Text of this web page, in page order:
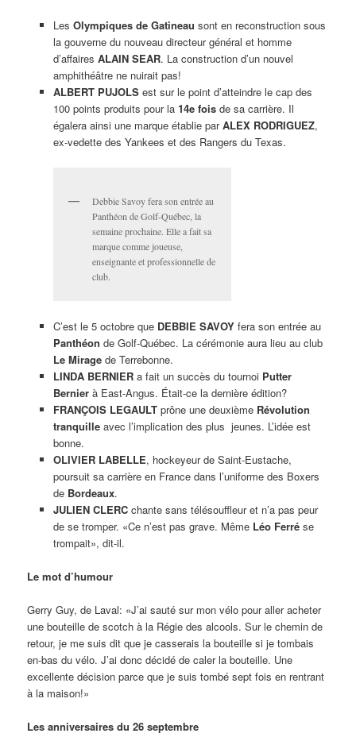
Les Olympiques de Gatineau sont en reconstruction sous
la gouverne du nouveau directeur général et homme
d’affaires ALAIN SEAR. La construction d’un nouvel
amphithéâtre ne nuirait pas!
ALBERT PUJOLS est sur le point d’atteindre le cap des
100 points produits pour la 14e fois de sa carrière. Il
égalera ainsi une marque établie parALEX RODRIGUEZ,
ex-vedette des Yankees et des Rangers du Texas.
Debbie Savoy fera son entrée au
Panthéon de Golf-Québec, la
semaine prochaine. Elle a fait sa
marque comme joueuse,
enseignante et professionnelle de
club.
C’est le 5 octobre que DEBBIE SAVOYfera son entrée au
Panthéon de Golf-Québec. La cérémonie aura lieu au club
Le Miragede Terrebonne.
LINDA BERNIERa fait un succès du tournoi Putter
Bernierà East-Angus. Était-ce la dernière édition?
FRANÇOIS LEGAULTprône une deuxième Révolution
tranquilleavec l’implication des plus jeunes. L’idée est
bonne.
OLIVIER LABELLE, hockeyeur de Saint-Eustache,
poursuit sa carrière en France dans l’uniforme des Boxers
de Bordeaux.
JULIEN CLERC chante sans télésouffleur et n’a pas peur
de se tromper. «Ce n’est pas grave. Même Léo Ferrése
trompait», dit-il.
Le mot d’humour
Gerry Guy, de Laval: «J’ai sauté sur mon vélo pour aller acheter
une bouteille de scotch à la Régie des alcools. Sur le chemin de
retour, je me suis dit que je casserais la bouteille si je tombais
en-bas du vélo. J’ai donc décidé de caler la bouteille. Une
excellente décision parce que je suis tombé sept fois en rentrant
à la maison!»
Les anniversaires du 26 septembre